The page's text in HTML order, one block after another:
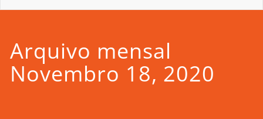
Arquivo mensal
Novembro 18, 2020